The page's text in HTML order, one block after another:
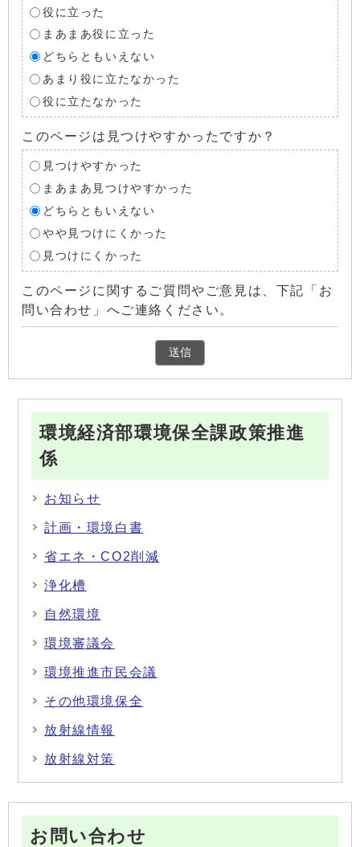
役に立った
まあまあ役に立った
どちらともいえない
あまり役に立たなかった
役に立たなかった
このページは見つけやすかったですか？
見つけやすかった
まあまあ見つけやすかった
どちらともいえない
やや見つけにくかった
見つけにくかった
このページに関するご質問やご意見は、下記「お
問い合わせ」へご連絡ください。
環境経済部環境保全課政策推進
係
お知らせ
計画・環境白書
省エネ・CO2削減
浄化槽
自然環境
環境審議会
環境推進市民会議
その他環境保全
放射線情報
放射線対策
お問い合わせ